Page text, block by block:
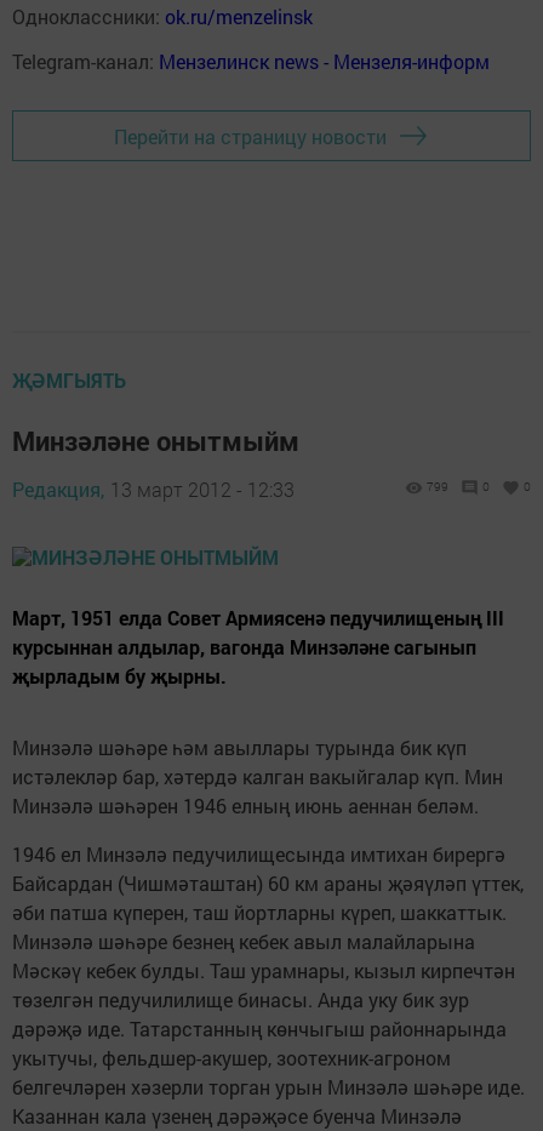
Одноклассники: ok.ru/menzelinsk
Telegram-канал: Мензелинск news - Мензеля-информ
Перейти на страницу новости
ҖӘМГЫЯТЬ
Минзәләне онытмыйм
Редакция, 13 март 2012 - 12:33 799 0 0
Март, 1951 елда Совет Армиясенә педучилищеның III
курсыннан алдылар, вагонда Минзәләне сагынып
җырладым бу җырны.
Минзәлә шәһәре һәм авыллары турында бик күп
истәлекләр бар, хә­тердә калган вакыйга­лар күп. Мин
Минзәлә шәһәрен 1946 елның июнь аеннан беләм.
1946 ел Минзәлә пе­дучилищесында имти­хан бирергә
Байсардан (Чишмәташтан) 60 км араны җәяүләп үттек,
әби патша күперен, таш йортларны күреп, шак­каттык.
Минзәлә шәһәре безнең кебек авыл ма­лайларына
Мәскәү кебек булды. Таш урамнары, кы­зыл кирпечтән
төзелгән педучилилище бинасы. Анда уку бик зур
дәрәҗә иде. Татарстанның көн­чыгыш районнарында
укытучы, фельдшер-аку­шер, зоотехник-агроном
белгечләрен хәзерли тор­ган урын Минзәлә шәһә­ре иде.
Казаннан кала үзенең дәрәҗәсе буенча Минзәлә